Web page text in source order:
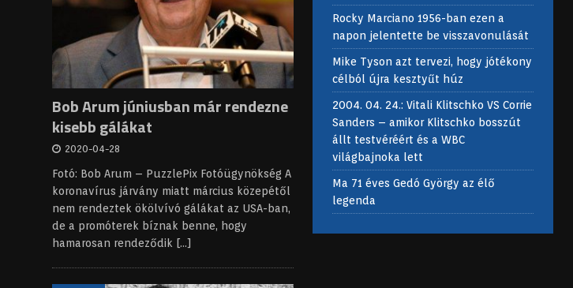
Bob Arum júniusban már rendezne
kisebb gálákat
2020-04-28
Fotó: Bob Arum – PuzzlePix Fotóügynökség A
koronavírus járvány miatt március közepétől
nem rendeztek ökölvívó gálákat az USA-ban,
de a promóterek bíznak benne, hogy
hamarosan rendeződik [...]
Rocky Marciano 1956-ban ezen a
napon jelentette be visszavonulását
Mike Tyson azt tervezi, hogy jótékony
célból újra kesztyűt húz
2004. 04. 24.: Vitali Klitschko VS Corrie
Sanders – amikor Klitschko bosszút
állt testvéréért és a WBC
világbajnoka lett
Ma 71 éves Gedó György az élő
legenda